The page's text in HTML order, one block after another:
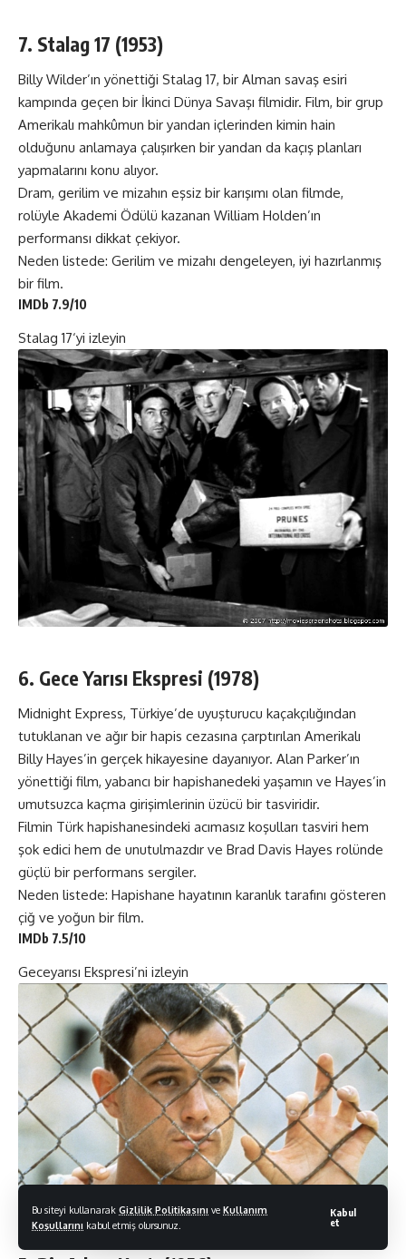
Bu siteyi kullanarak Gizlilik Politikasını ve Kullanım
Koşullarını kabul etmiş olursunuz.
Kabul
et
7. Stalag 17 (1953)
Billy Wilder’ın yönettiği Stalag 17, bir Alman savaş esiri
kampında geçen bir İkinci Dünya Savaşı filmidir. Film, bir grup
Amerikalı mahkûmun bir yandan içlerinden kimin hain
olduğunu anlamaya çalışırken bir yandan da kaçış planları
yapmalarını konu alıyor.
Dram, gerilim ve mizahın eşsiz bir karışımı olan filmde,
rolüyle Akademi Ödülü kazanan William Holden’ın
performansı dikkat çekiyor.
Neden listede: Gerilim ve mizahı dengeleyen, iyi hazırlanmış
bir film.
IMDb 7.9/10
Stalag 17‘yi izleyin
6. Gece Yarısı Ekspresi (1978)
Midnight Express, Türkiye’de uyuşturucu kaçakçılığından
tutuklanan ve ağır bir hapis cezasına çarptırılan Amerikalı
Billy Hayes’in gerçek hikayesine dayanıyor. Alan Parker’ın
yönettiği film, yabancı bir hapishanedeki yaşamın ve Hayes’in
umutsuzca kaçma girişimlerinin üzücü bir tasviridir.
Filmin Türk hapishanesindeki acımasız koşulları tasviri hem
şok edici hem de unutulmazdır ve Brad Davis Hayes rolünde
güçlü bir performans sergiler.
Neden listede: Hapishane hayatının karanlık tarafını gösteren
çiğ ve yoğun bir film.
IMDb 7.5/10
Geceyarısı Ekspresi’ni izleyin